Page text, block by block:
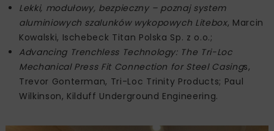
Lekki, modułowy, bezpieczny – poznaj system
aluminiowych szalunków wykopowych Litebox, Marcin
Kowalski, Ischebeck Titan Polska Sp. z o.o.;
Advancing Trenchless Technology: The Tri-Loc
Mechanical Press Fit Connection for Steel Casings,
Trevor Gonterman, Tri-Loc Trinity Products; Paul
Wilkinson, Kilduff Underground Engineering.